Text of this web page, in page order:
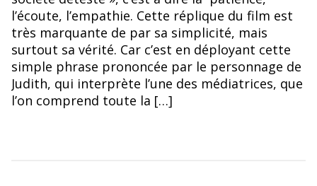
l’écoute, l’empathie. Cette réplique du film est
très marquante de par sa simplicité, mais
surtout sa vérité. Car c’est en déployant cette
simple phrase prononcée par le personnage de
Judith, qui interprète l’une des médiatrices, que
l’on comprend toute la […]